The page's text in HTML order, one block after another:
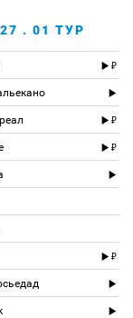
. 01 ТУР